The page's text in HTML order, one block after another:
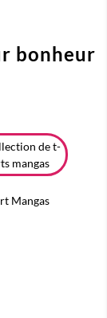
bonheur
Mangas